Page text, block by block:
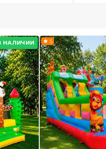
НАЛИЧИИ 5